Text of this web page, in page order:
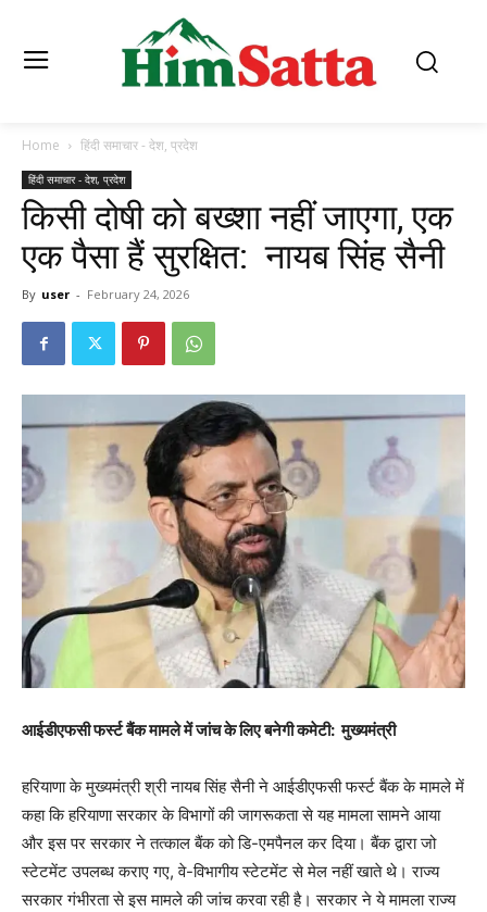
Home हिंदी समाचार - देश, प्रदेश
हिंदी समाचार - देश, प्रदेश
किसी दोषी को बख्शा नहीं जाएगा, एक
एक पैसा हैं सुरक्षित: नायब सिंह सैनी
By user - February 24, 2026
आईडीएफसी फर्स्ट बैंक मामले में जांच के लिए बनेगी कमेटी: मुख्यमंत्री
हरियाणा के मुख्यमंत्री श्री नायब सिंह सैनी ने आईडीएफसी फर्स्ट बैंक के मामले में
कहा कि हरियाणा सरकार के विभागों की जागरूकता से यह मामला सामने आया
और इस पर सरकार ने तत्काल बैंक को डि-एमपैनल कर दिया। बैंक द्वारा जो
स्टेटमेंट उपलब्ध कराए गए, वे-विभागीय स्टेटमेंट से मेल नहीं खाते थे। राज्य
सरकार गंभीरता से इस मामले की जांच करवा रही है। सरकार ने ये मामला राज्य